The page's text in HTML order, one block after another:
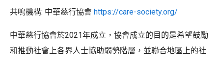
共鳴機構: 中華慈行協會 https://care-society.org/
中華慈行協會於2021年成立，協會成立的目的是希望鼓勵
和推動社會上各界人士協助弱勢階層，並聯合地區上的社